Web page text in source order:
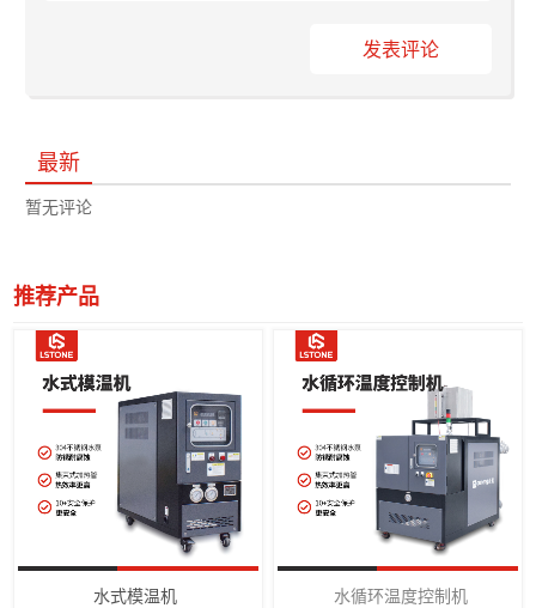
发表评论
最新
暂无评论
推荐产品
水式模温机 水循环温度控制机